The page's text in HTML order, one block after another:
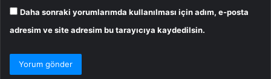
Daha sonraki yorumlarımda kullanılması için adım, e-posta
adresim ve site adresim bu tarayıcıya kaydedilsin.